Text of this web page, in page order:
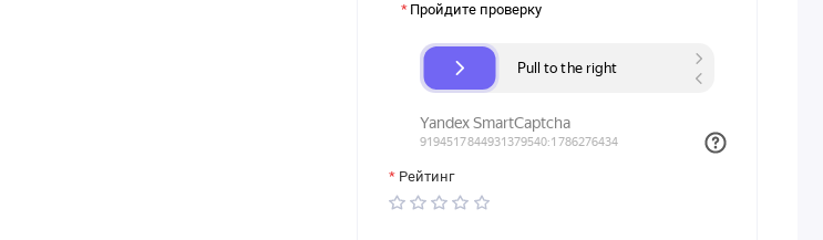
Пройдите проверку
Рейтинг